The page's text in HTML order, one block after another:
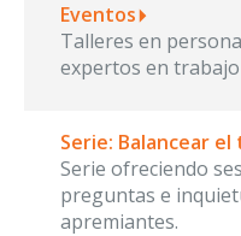
Eventos
Talleres en
expertos en trabajo
Serie: Balancear
Serie ofreciendo
preguntas e
apremiantes.